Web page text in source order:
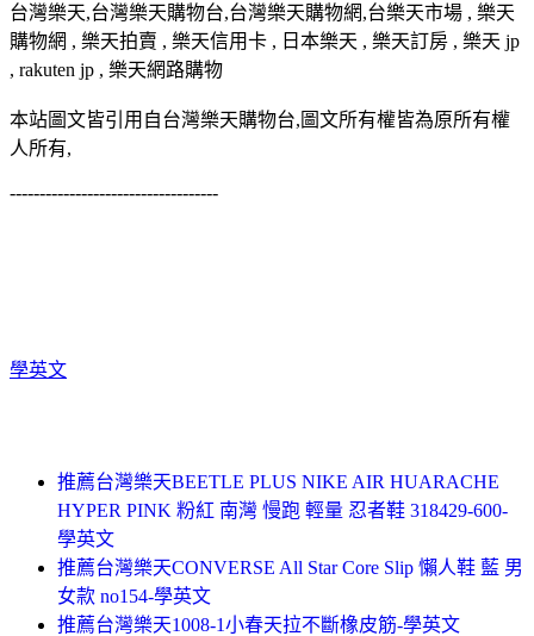
台灣樂天,台灣樂天購物台,台灣樂天購物網,台樂天市場 , 樂天
購物網 , 樂天拍賣 , 樂天信用卡 , 日本樂天 , 樂天訂房 , 樂天 jp
, rakuten jp , 樂天網路購物
本站圖文皆引用自台灣樂天購物台,圖文所有權皆為原所有權
人所有,
-----------------------------------
學英文
推薦台灣樂天BEETLE PLUS NIKE AIR HUARACHE
HYPER PINK 粉紅 南灣 慢跑 輕量 忍者鞋 318429-600-
學英文
推薦台灣樂天CONVERSE All Star Core Slip 懶人鞋 藍 男
女款 no154-學英文
推薦台灣樂天1008-1小春天拉不斷橡皮筋-學英文